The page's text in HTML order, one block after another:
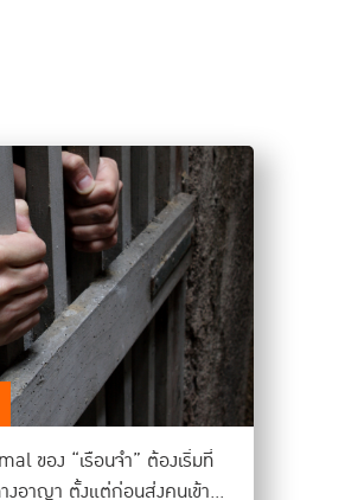
2020 ซึ่งเป็น
ล อินโดนีเซีย
นตัวอย่าง พบ
มีกลุ่มแรงงาน
ของ “เรือนจำ” ต้องเริ่มที่
งอาญา ตั้งแต่ก่อนส่งคนเข้ามา